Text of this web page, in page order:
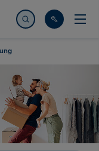
Jetzt suchen